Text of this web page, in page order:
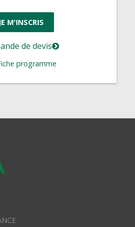
JE M'INSCRIS
de devis
programme